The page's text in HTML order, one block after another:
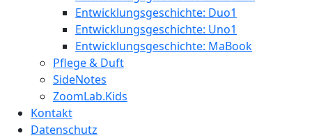
Entwicklungsgeschichte: Duo1
Entwicklungsgeschichte: Uno1
Entwicklungsgeschichte: MaBook
Pflege & Duft
SideNotes
ZoomLab.Kids
Kontakt
Datenschutz